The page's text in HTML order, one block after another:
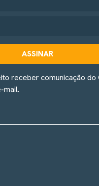
ASSINAR
receber comunicação do
mail.